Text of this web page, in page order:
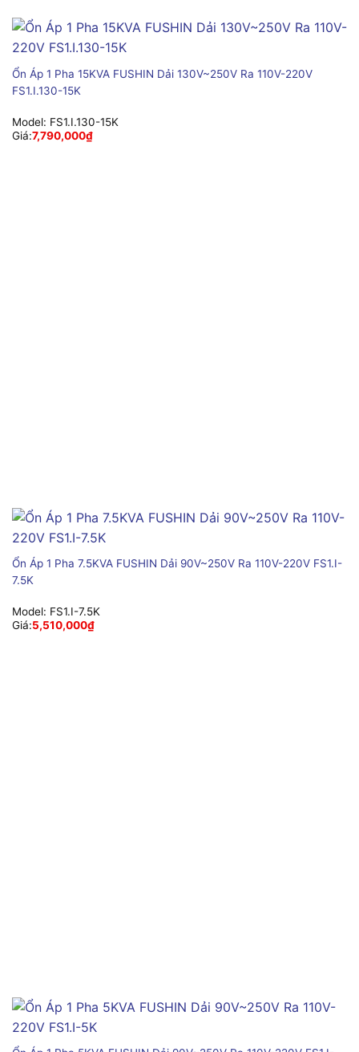
Ổn Áp 1 Pha 15KVA FUSHIN Dải 130V~250V Ra 110V-220V
FS1.I.130-15K
Model: FS1.I.130-15K
Giá:7,790,000₫
Ổn Áp 1 Pha 7.5KVA FUSHIN Dải 90V~250V Ra 110V-220V FS1.I-
7.5K
Model: FS1.I-7.5K
Giá:5,510,000₫